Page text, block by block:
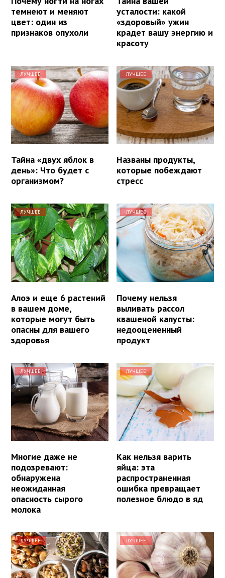
темнеют и меняют
цвет: один из
признаков опухоли
усталости: какой
«здоровый» ужин
крадет вашу энергию и
красоту
ЛУЧШЕЕ
Тайна «двух яблок в
день»: Что будет с
организмом?
ЛУЧШЕЕ
Названы продукты,
которые побеждают
стресс
ЛУЧШЕЕ
Алоэ и еще 6 растений
в вашем доме,
которые могут быть
опасны для вашего
здоровья
ЛУЧШЕЕ
Почему нельзя
выливать рассол
квашеной капусты:
недооцененный
продукт
ЛУЧШЕЕ
Многие даже не
подозревают:
обнаружена
неожиданная
опасность сырого
молока
ЛУЧШЕЕ
Как нельзя варить
яйца: эта
распространенная
ошибка превращает
полезное блюдо в яд
ЛУЧШЕЕ ЛУЧШЕЕ